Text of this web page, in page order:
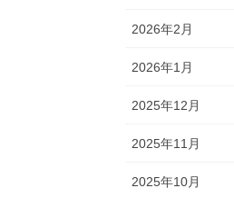
2026年2月
2026年1月
2025年12月
2025年11月
2025年10月